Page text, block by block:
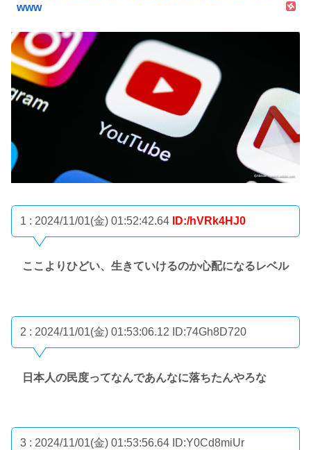
www
1 : 2024/11/01(金) 01:52:42.64 ID:/hVRk4HJ0
ここよりひどい、生きていけるのか心配になるレベル
2 : 2024/11/01(金) 01:53:06.12 ID:74Gh8D720
日本人の民度ってなんであんなに落ちたんやろな
3 : 2024/11/01(金) 01:53:56.64 ID:Y0Cd8miUr